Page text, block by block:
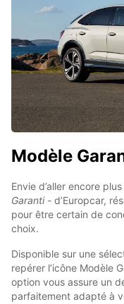
Modèle
Envie d’aller encore
Garanti - d’Europcar,
pour être certain de
choix.
Disponible sur une
repérer l’icône Modèle
option vous assure un
parfaitement adapté à